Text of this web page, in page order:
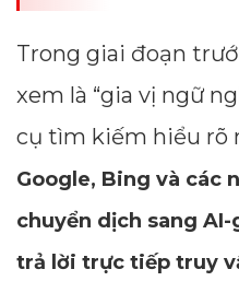
Trong giai đoạn
xem là “gia vị ngữ
cụ tìm kiếm hiểu rõ
Google, Bing và các
chuyển dịch sang
trả lời trực tiếp truy